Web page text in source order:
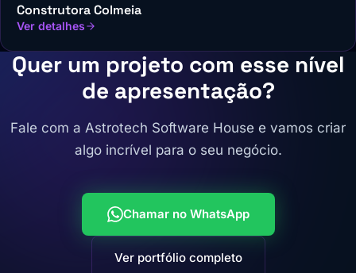
Construtora Colmeia
Ver detalhes
Quer um projeto com esse nível
de apresentação?
Fale com a Astrotech Software House e vamos criar
algo incrível para o seu negócio.
Chamar no WhatsApp
Ver portfólio completo